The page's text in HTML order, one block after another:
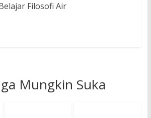
Filosofi Air
Mungkin Suka